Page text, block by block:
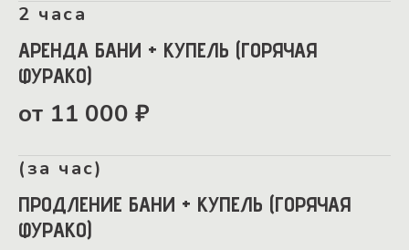
2 часа
АРЕНДА БАНИ + КУПЕЛЬ (ГОРЯЧАЯ
ФУРАКО)
от 11 000 ₽
(за час)
ПРОДЛЕНИЕ БАНИ + КУПЕЛЬ (ГОРЯЧАЯ
ФУРАКО)